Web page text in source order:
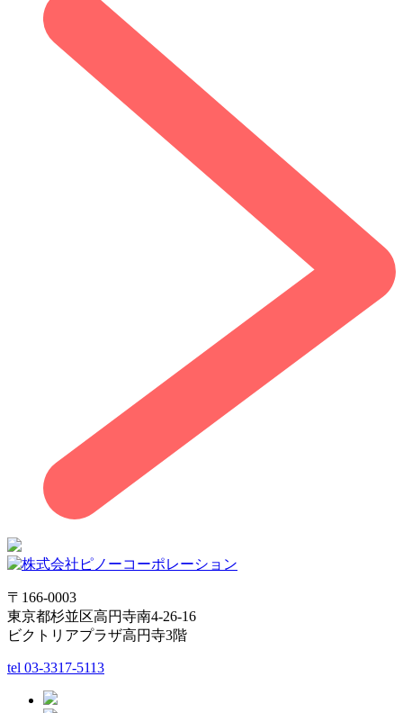
〒166-0003
東京都杉並区高円寺南4-26-16
ビクトリアプラザ高円寺3階
tel 03-3317-5113